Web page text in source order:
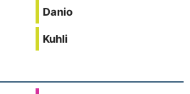
Danio
Kuhli